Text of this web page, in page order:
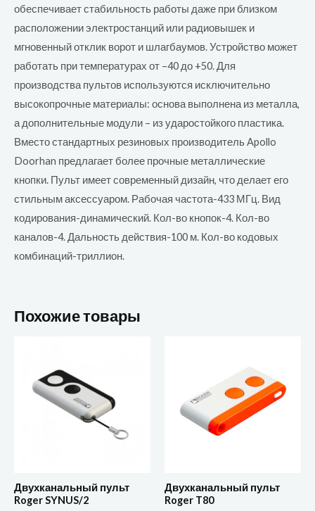
обеспечивает стабильность работы даже при близком
расположении электростанций или радиовышек и
мгновенный отклик ворот и шлагбаумов. Устройство может
работать при температурах от –40 до +50. Для
производства пультов используются исключительно
высокопрочные материалы: основа выполнена из металла,
а дополнительные модули – из ударостойкого пластика.
Вместо стандартных резиновых производитель Apollo
Doorhan предлагает более прочные металлические
кнопки. Пульт имеет современный дизайн, что делает его
стильным аксессуаром. Рабочая частота-433 МГц. Вид
кодирования-динамический. Кол-во кнопок-4. Кол-во
каналов-4. Дальность действия-100 м. Кол-во кодовых
комбинаций-триллион.
Похожие товары
Двухканальный пульт
Roger SYNUS/2
Двухканальный пульт
Roger T80